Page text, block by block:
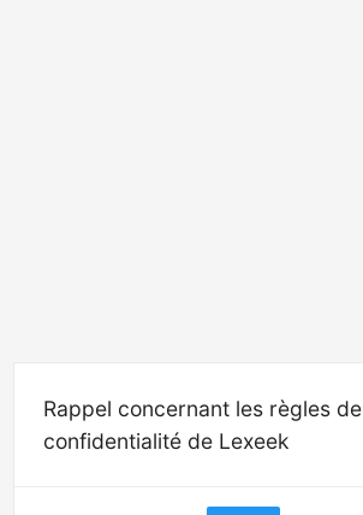
Rappel concernant les règles de
confidentialité de Lexeek